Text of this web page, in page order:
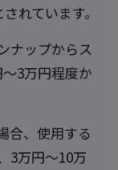
れています。
ナップからス
3万円程度か
合、使用する
3万円～10万